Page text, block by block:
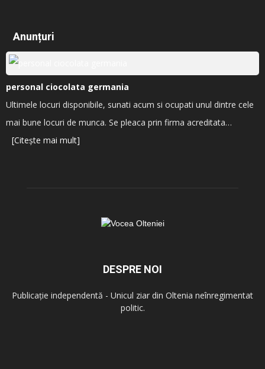
Anunțuri
personal ciocolata germania
Ultimele locuri disponibile, sunati acum si ocupati unul dintre cele
mai bune locuri de munca. Se pleaca prin firma acreditata…
[Citește mai mult]
DESPRE NOI
Publicație independentă - Unicul ziar din Oltenia neînregimentat
politic.